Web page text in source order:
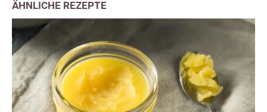
ÄHNLICHE REZEPTE